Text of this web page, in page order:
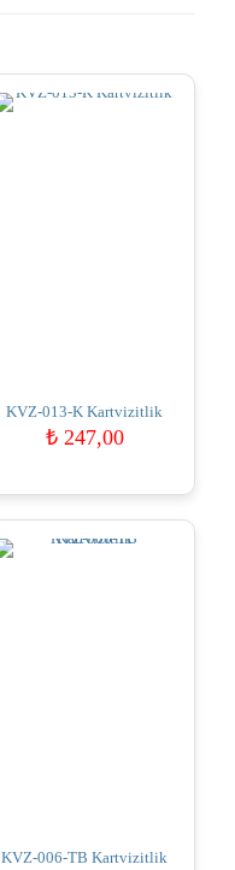
KVZ-013-K Kartvizitlik
₺247,00
KVZ-006-TB Kartvizitlik